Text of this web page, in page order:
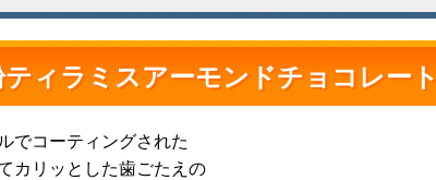
ティラミスアーモンドチョコレート
でコーティングされた
カリッとした歯ごたえの